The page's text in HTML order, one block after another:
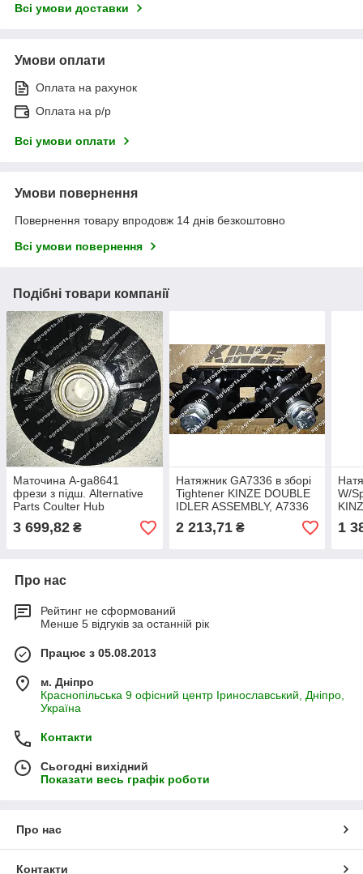
Всі умови доставки
Умови оплати
Оплата на рахунок
Оплата на р/р
Всі умови оплати
Умови повернення
Повернення товару впродовж 14 днів безкоштовно
Всі умови повернення
Подібні товари компанії
Маточина A-ga8641
фрези з підш. Alternative
Parts Coulter Hub
W/Bearings ступиця
ga5640 запчастини
3 699,82 ₴
Натяжник GA7336 в зборі
Tightener KINZE DOUBLE
IDLER ASSEMBLY, А7336
2 213,71₴
W/
1
Про нас
Рейтинг не сформований
Менше 5 відгуків за останній рік
Працює з 05.08.2013
м. Дніпро
Краснопільська 9 офісний центр Іринославський, Дніпро,
Україна
Контакти
Сьогодні вихідний
Показати весь графік роботи
Про нас
Контакти